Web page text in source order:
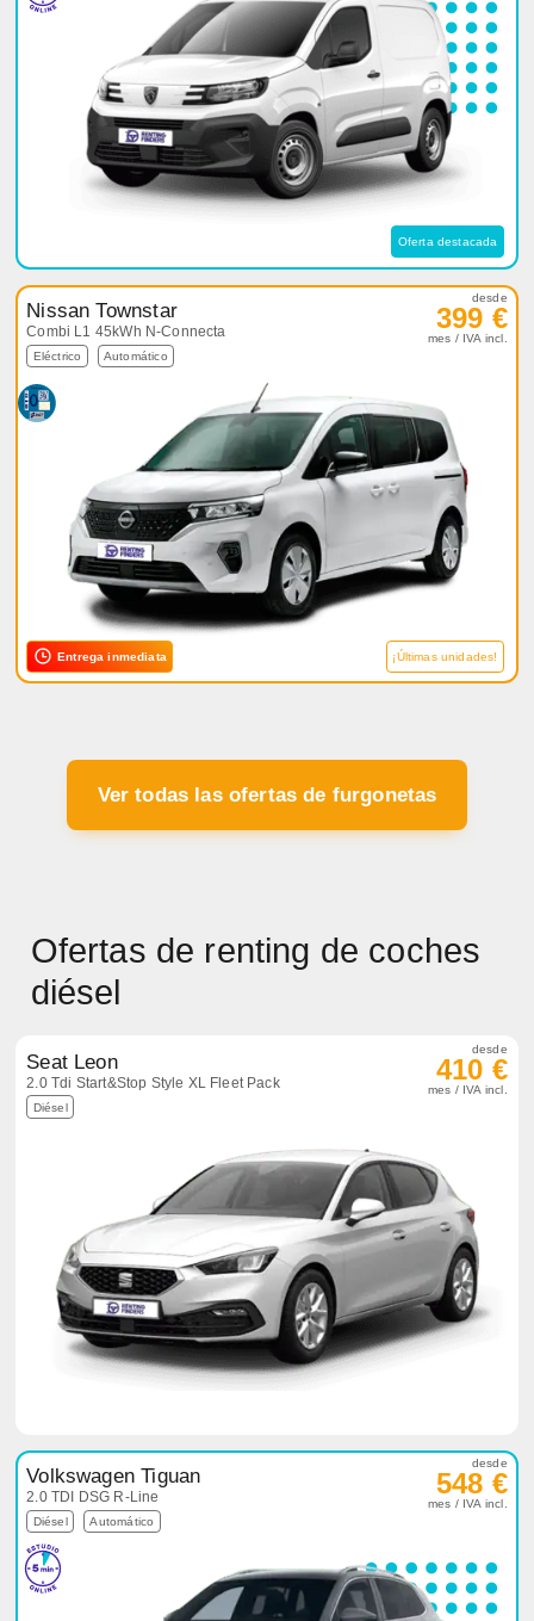
Oferta destacada
Nissan Townstar
Combi L1 45kWh N-Connecta
Eléctrico Automático
desde
399 €
mes / IVA incl.
Entrega inmediata ¡Últimas unidades!
Ver todas las ofertas de furgonetas
Ofertas de renting de coches
diésel
Seat Leon
2.0 Tdi Start&Stop Style XL Fleet Pack
Diésel
desde
410 €
mes / IVA incl.
Volkswagen Tiguan
2.0 TDI DSG R-Line
Diésel Automático
desde
548 €
mes / IVA incl.